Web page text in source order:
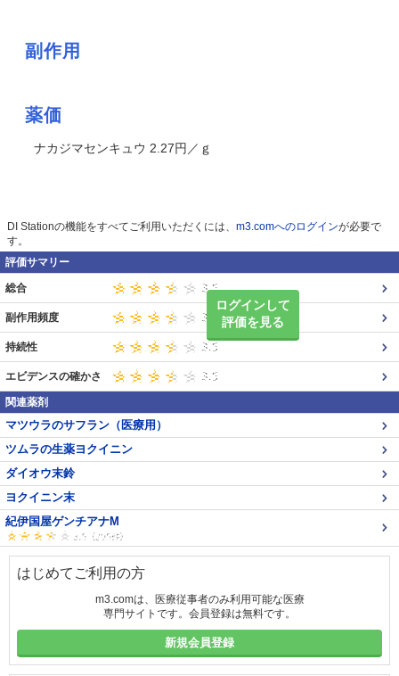
副作用
薬価
ナカジマセンキュウ 2.27円／ｇ
DI Stationの機能をすべてご利用いただくには、 m3.comへのログインが必要で
す。
評価サマリー
ログインして
評価を見る
総合
副作用頻度
持続性
エビデンスの確かさ
関連薬剤
マツウラのサフラン（医療用）
ツムラの生薬ヨクイニン
ダイオウ末鈴
ヨクイニン末
紀伊国屋ゲンチアナM
はじめてご利用の方
m3.comは、医療従事者のみ利用可能な医療
専門サイトです。会員登録は無料です。
新規会員登録